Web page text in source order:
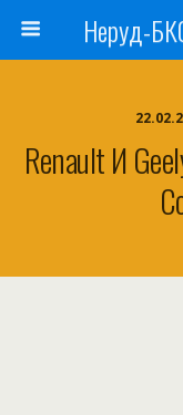
Неруд-
Renault И